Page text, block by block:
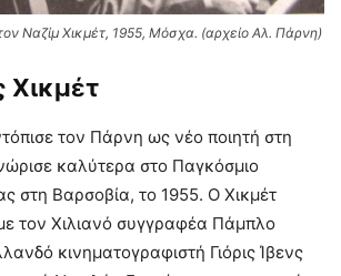
Ναζίμ Χικμέτ, 1955, Μόσχα. (αρχείο Αλ. Πάρνη)
Χικμέτ
τον Πάρνη ως νέο ποιητή στη
καλύτερα στο Παγκόσμιο
στη Βαρσοβία, το 1955. Ο Χικμέτ
τον Χιλιανό συγγραφέα Πάμπλο
κινηματογραφιστή Γιόρις Ίβενς